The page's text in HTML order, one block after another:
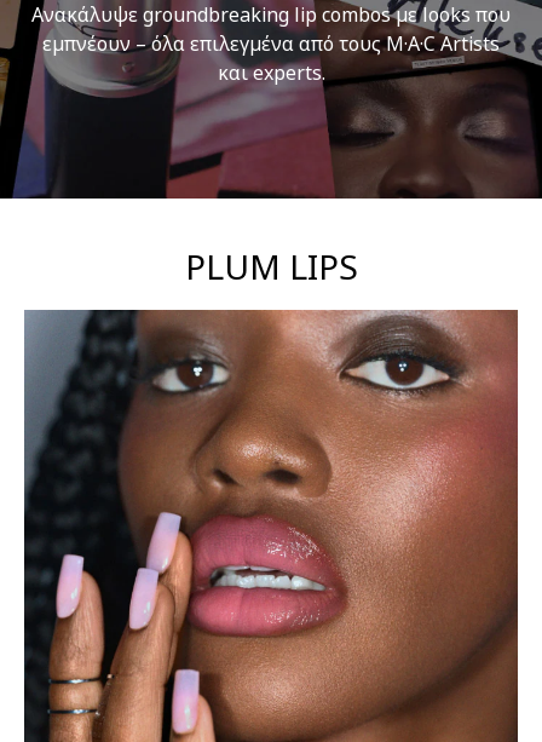
Ανακάλυψε groundbreaking lip combos με looks που
εμπνέουν – όλα επιλεγμένα από τους M·A·C Artists
και experts.
PLUM LIPS